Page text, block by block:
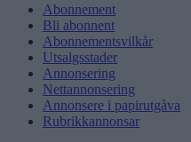
Abonnement
Bli abonnent
Abonnementsvilkår
Utsalgsstader
Annonsering
Nettannonsering
Annonsere i papirutgåva
Rubrikkannonsar